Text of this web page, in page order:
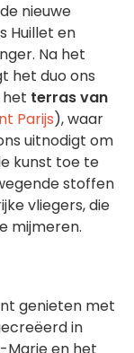
nieuwe
Huillet en
Na het
het duo ons
terras van
Parijs), waar
uitnodigt om
kunst toe te
stoffen
vliegers, die
mijmeren.
genieten met
in